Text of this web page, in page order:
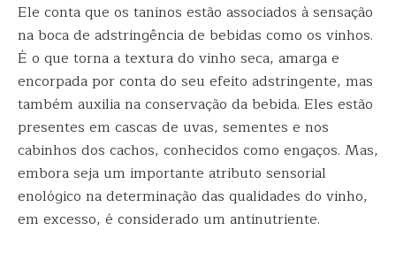
Ele conta que os taninos estão associados à sensação
na boca de adstringência de bebidas como os vinhos.
É o que torna a textura do vinho seca, amarga e
encorpada por conta do seu efeito adstringente, mas
também auxilia na conservação da bebida. Eles estão
presentes em cascas de uvas, sementes e nos
cabinhos dos cachos, conhecidos como engaços. Mas,
embora seja um importante atributo sensorial
enológico na determinação das qualidades do vinho,
em excesso, é considerado um antinutriente.